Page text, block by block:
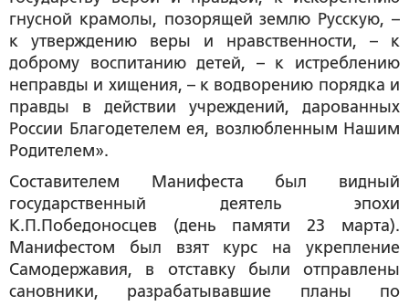
гнусной крамолы, позорящей землю Русскую, –
к утверждению веры и нравственности, – к
доброму воспитанию детей, – к истреблению
неправды и хищения, – к водворению порядка и
правды в действии учреждений, дарованных
России Благодетелем ея, возлюбленным Нашим
Родителем».
Составителем Манифеста был видный
государственный деятель эпохи
К.П.Победоносцев (день памяти 23 марта).
Манифестом был взят курс на укрепление
Самодержавия, в отставку были отправлены
сановники, разрабатывавшие планы по